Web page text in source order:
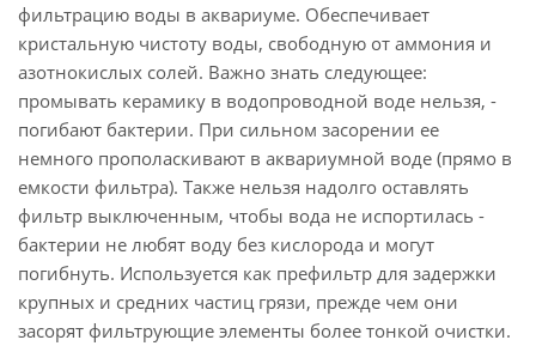
фильтрацию воды в аквариуме. Обеспечивает
кристальную чистоту воды, свободную от аммония и
азотнокислых солей. Важно знать следующее:
промывать керамику в водопроводной воде нельзя, -
погибают бактерии. При сильном засорении ее
немного прополаскивают в аквариумной воде (прямо в
емкости фильтра). Также нельзя надолго оставлять
фильтр выключенным, чтобы вода не испортилась -
бактерии не любят воду без кислорода и могут
погибнуть. Используется как префильтр для задержки
крупных и средних частиц грязи, прежде чем они
засорят фильтрующие элементы более тонкой очистки.